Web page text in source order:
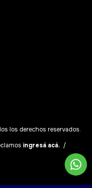
los derechos reservados.
ingresá acá. /